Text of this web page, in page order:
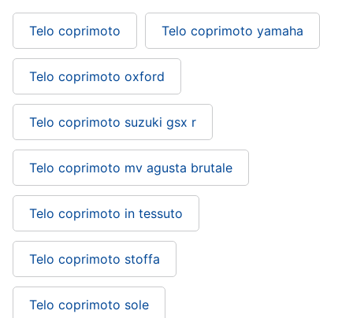
Telo coprimoto Telo coprimoto yamaha
Telo coprimoto oxford
Telo coprimoto suzuki gsx r
Telo coprimoto mv agusta brutale
Telo coprimoto in tessuto
Telo coprimoto stoffa
Telo coprimoto sole